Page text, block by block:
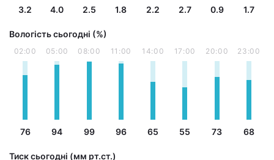
3.2 4.0 2.5 1.8 2.2 2.7 0.9 1.7
Вологість сьогодні (%)
02:00
76
05:00
94
08:00
99
11:00
96
14:00
65
17:00
55
20:00
73
23:00
68
Тиск сьогодні (мм рт.ст.)